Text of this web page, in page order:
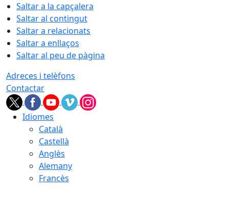
Saltar a la capçalera
Saltar al contingut
Saltar a relacionats
Saltar a enllaços
Saltar al peu de pàgina
Adreces i telèfons
Contactar
Idiomes
Català
Castellà
Anglès
Alemany
Francès